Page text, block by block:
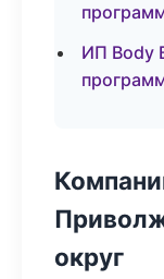
ИП Body
округ